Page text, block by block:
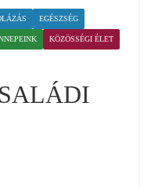
EGÉSZSÉG
KÖZÖSSÉGI ÉLET